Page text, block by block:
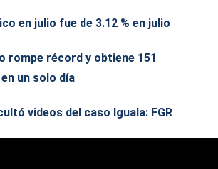
en julio fue de 3.12 % en julio
rompe récord y obtiene 151
un solo día
videos del caso Iguala: FGR